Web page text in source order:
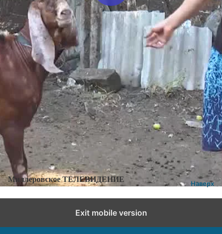
Категории: Новости,Новости города и района
Добавить комментарий
Миллеровское ТЕЛЕВИДЕНИЕ Наверх
Exit mobile version